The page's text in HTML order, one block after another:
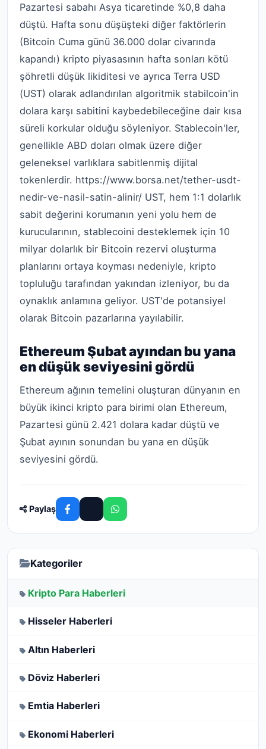
Pazartesi sabahı Asya ticaretinde %0,8 daha
düştü. Hafta sonu düşüşteki diğer faktörlerin
(Bitcoin Cuma günü 36.000 dolar civarında
kapandı) kripto piyasasının hafta sonları kötü
şöhretli düşük likiditesi ve ayrıca Terra USD
(UST) olarak adlandırılan algoritmik stabilcoin'in
dolara karşı sabitini kaybedebileceğine dair kısa
süreli korkular olduğu söyleniyor. Stablecoin'ler,
genellikle ABD doları olmak üzere diğer
geleneksel varlıklara sabitlenmiş dijital
tokenlerdir. https://www.borsa.net/tether-usdt-
nedir-ve-nasil-satin-alinir/ UST, hem 1:1 dolarlık
sabit değerini korumanın yeni yolu hem de
kurucularının, stablecoini desteklemek için 10
milyar dolarlık bir Bitcoin rezervi oluşturma
planlarını ortaya koyması nedeniyle, kripto
topluluğu tarafından yakından izleniyor, bu da
oynaklık anlamına geliyor. UST'de potansiyel
olarak Bitcoin pazarlarına yayılabilir.
Ethereum Şubat ayından bu yana
en düşük seviyesini gördü
Ethereum ağının temelini oluşturan dünyanın en
büyük ikinci kripto para birimi olan Ethereum,
Pazartesi günü 2.421 dolara kadar düştü ve
Şubat ayının sonundan bu yana en düşük
seviyesini gördü.
Paylaş
Kategoriler
Kripto Para Haberleri
Hisseler Haberleri
Altın Haberleri
Döviz Haberleri
Emtia Haberleri
Ekonomi Haberleri